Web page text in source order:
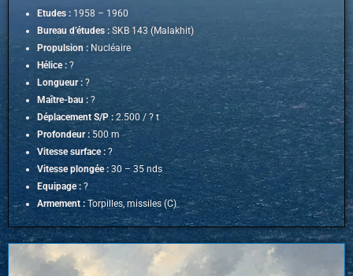
Etudes : 1958 – 1960
Bureau d’études : SKB 143 (Malakhit)
Propulsion : Nucléaire
Hélice : ?
Longueur : ?
Maître-bau : ?
Déplacement S/P :2.500 / ? t
Profondeur : 500 m
Vitesse surface : ?
Vitesse plongée : 30 – 35 nds
Equipage : ?
Armement : Torpilles, missiles (C)